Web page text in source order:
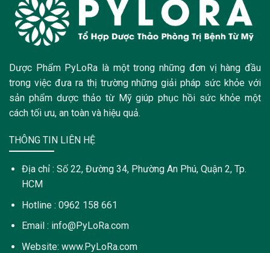
Dược Phẩm PyLoRa là một trong những đơn vị hàng đầu
trong việc đưa ra thị trường những giải pháp sức khỏe với
sản phẩm dược thảo từ Mỹ giúp phục hồi sức khỏe một
cách tối ưu, an toàn và hiệu quả.
THÔNG TIN LIÊN HỆ
Địa chỉ : Số 22, Đường 34, Phường An Phú, Quận 2, Tp.
HCM
Hotline : 0962 158 661
Email : info@PyLoRa.com
Website: www.PyLoRa.com